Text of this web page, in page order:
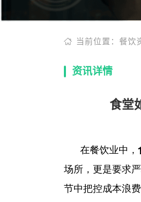
当前位置：餐饮
资讯详情
食堂
在餐饮业中，
场所，更是要求
节中把控成本浪